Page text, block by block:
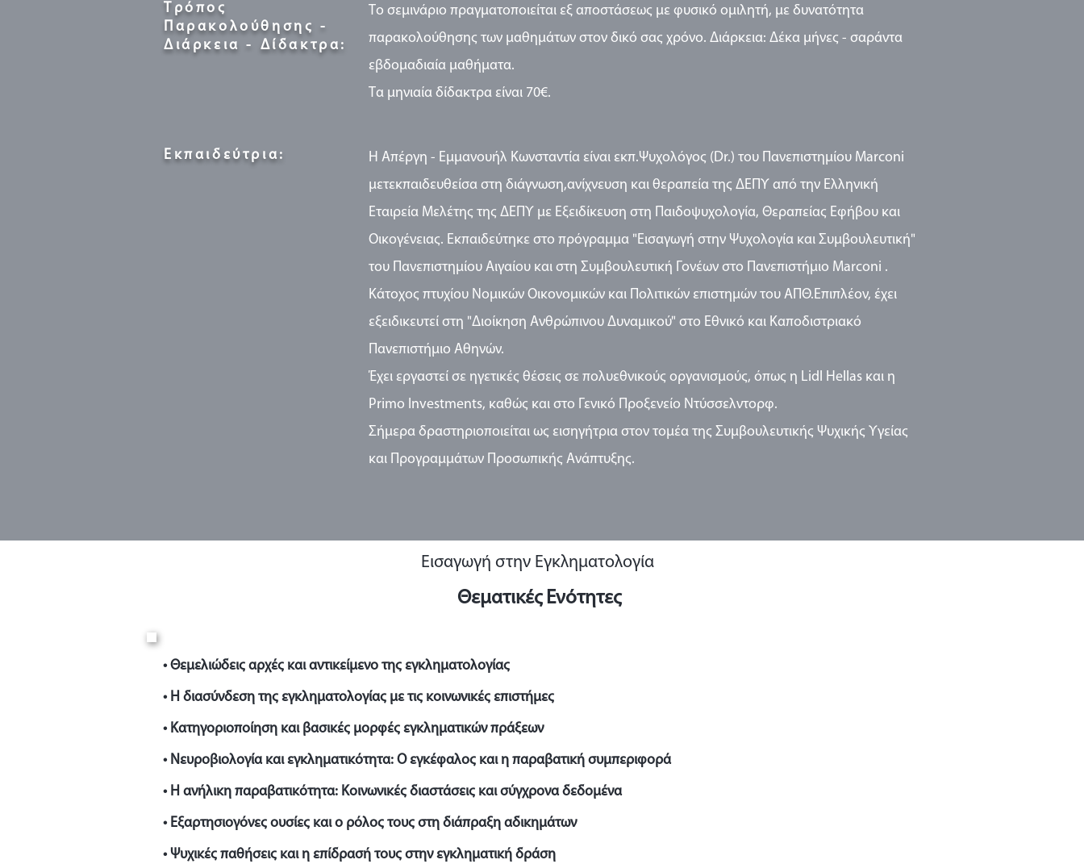
Τρόπος
Παρακολούθησης -
Διάρκεια - Δίδακτρα:
Το σεμινάριο πραγματοποιείται εξ αποστάσεως με φυσικό ομιλητή, με δυνατότητα
παρακολούθησης των μαθημάτων στον δικό σας χρόνο. Διάρκεια: Δέκα μήνες - σαράντα
εβδομαδιαία μαθήματα.
Τα μηνιαία δίδακτρα είναι 70€.
Εκπαιδεύτρια:
Η Απέργη - Εμμανουήλ Κωνσταντία είναι εκπ.Ψυχολόγος (Dr.) του Πανεπιστημίου Marconi
μετεκπαιδευθείσα στη διάγνωση,ανίχνευση και θεραπεία της ΔΕΠΥ από την Ελληνική
Εταιρεία Μελέτης της ΔΕΠΥ με Εξειδίκευση στη Παιδοψυχολογία, Θεραπείας Εφήβου και
Οικογένειας. Εκπαιδεύτηκε στο πρόγραμμα "Εισαγωγή στην Ψυχολογία και Συμβουλευτική"
του Πανεπιστημίου Αιγαίου και στη Συμβουλευτική Γονέων στο Πανεπιστήμιο Marconi .
Κάτοχος πτυχίου Νομικών Οικονομικών και Πολιτικών επιστημών του ΑΠΘ.Επιπλέον, έχει
εξειδικευτεί στη "Διοίκηση Ανθρώπινου Δυναμικού" στο Εθνικό και Καποδιστριακό
Πανεπιστήμιο Αθηνών.
Έχει εργαστεί σε ηγετικές θέσεις σε πολυεθνικούς οργανισμούς, όπως η Lidl Hellas και η
Primo Investments, καθώς και στο Γενικό Προξενείο Ντύσσελντορφ.
Σήμερα δραστηριοποιείται ως εισηγήτρια στον τομέα της Συμβουλευτικής Ψυχικής Υγείας
και Προγραμμάτων Προσωπικής Ανάπτυξης.
Εισαγωγή στην Εγκληματολογία
Θεματικές Ενότητες
• Θεμελιώδεις αρχές και αντικείμενο της εγκληματολογίας
• Η διασύνδεση της εγκληματολογίας με τις κοινωνικές επιστήμες
• Κατηγοριοποίηση και βασικές μορφές εγκληματικών πράξεων
• Νευροβιολογία και εγκληματικότητα: Ο εγκέφαλος και η παραβατική συμπεριφορά
• Η ανήλικη παραβατικότητα: Κοινωνικές διαστάσεις και σύγχρονα δεδομένα
• Εξαρτησιογόνες ουσίες και ο ρόλος τους στη διάπραξη αδικημάτων
• Ψυχικές παθήσεις και η επίδρασή τους στην εγκληματική δράση